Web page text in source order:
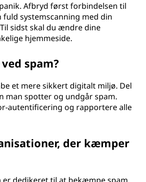
Afbryd først forbindelsen til
systemscanning med din
sidst skal du ændre dine
hjemmeside.
spam?
et mere sikkert digitalt miljø. Del
man spotter og undgår spam.
autentificering og rapportere alle
der kæmper